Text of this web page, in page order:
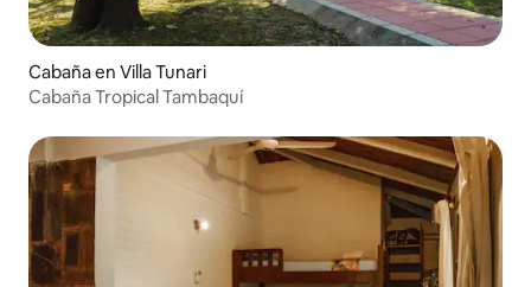
Cabaña en Villa Tunari
Cabaña Tropical Tambaquí